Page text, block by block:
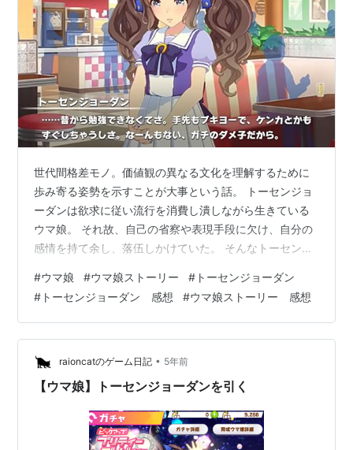
世代間格差モノ。価値観の異なる文化を理解するために
歩み寄る姿勢を示すことが大事という話。 トーセンジョ
ーダンは欲求に従い流行を消費し潰しながら生きている
ウマ娘。 それ故、自己の省察や表現手段に欠け、自分の
感情を持て余し、落伍しかけていた。 そんなトーセンジ
レーナー。 爪割れをケアし適切な訓練を組みレースでは
声援により奮い立たせる！ こうしてフラグが成立する
が、その後はお互いの文化的背景の差異に苦しみことに
なる。 だが理解できなくとも、お互いを理解しようと寄
り添うことが大事であると示された。 トーセンジョーダ
ンのキャラクター表現とフラグ生成過程 …
#ウマ娘 #ウマ娘ストーリー # トーセンジョーダン
# トーセンジョーダン 感想 #ウマ娘ストーリー 感想
raioncatのゲーム日記 • 5年前
【ウマ娘】トーセンジョーダンを引く